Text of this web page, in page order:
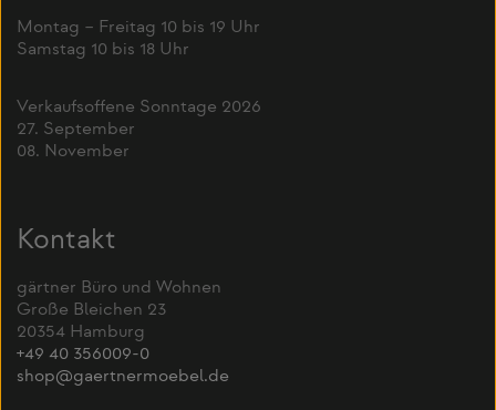
Montag – Freitag 10 bis 19 Uhr
Samstag 10 bis 18 Uhr
Verkaufsoffene Sonntage 2026
27. September
08. November
Kontakt
gärtner Büro und Wohnen
Große Bleichen 23
20354 Hamburg
+49 40 356009-0
shop@gaertnermoebel.de